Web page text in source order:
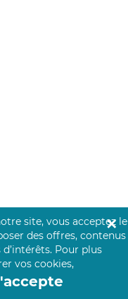
site, vous acceptez le
des offres, contenus
Pour plus
vos cookies,
✕